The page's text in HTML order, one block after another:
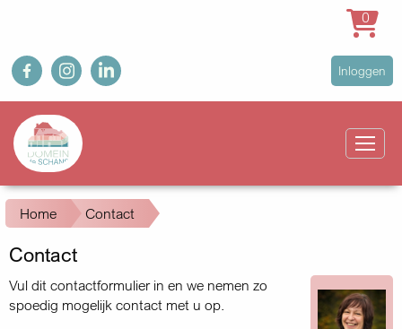
Overslaan
en
naar
inhoud
gaan
fb ig in
User
account
Inloggen
Main
navigation
0
Kruimelpad
Home Contact
Contact
Vul dit contactformulier in en we nemen zo
spoedig mogelijk contact met u op.